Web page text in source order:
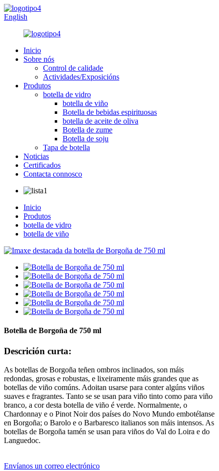
English
Inicio
Sobre nós
Control de calidade
Actividades/Exposicións
Produtos
botella de vidro
botella de viño
Botella de bebidas espirituosas
botella de aceite de oliva
Botella de zume
Botella de soju
Tapa de botella
Noticias
Certificados
Contacta connosco
Inicio
Produtos
botella de vidro
botella de viño
Botella de Borgoña de 750 ml
Descrición curta:
As botellas de Borgoña teñen ombros inclinados, son máis
redondas, grosas e robustas, e lixeiramente máis grandes que as
botellas de viño comúns. Adoitan usarse para conter algúns viños
suaves e fragrantes. Tanto se se usan para viño tinto como para viño
branco, a cor desta botella de viño é verde. Normalmente, o
Chardonnay e o Pinot Noir dos países do Novo Mundo embotélanse
en Borgoña; o Barolo e o Barbaresco italianos son máis intensos. As
botellas de Borgoña tamén se usan para viños do Val do Loira e do
Languedoc.
Envíanos un correo electrónico